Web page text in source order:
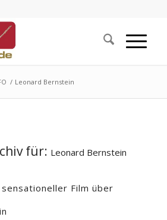
/ Leonard Bernstein
für: Leonard Bernstein
Film über